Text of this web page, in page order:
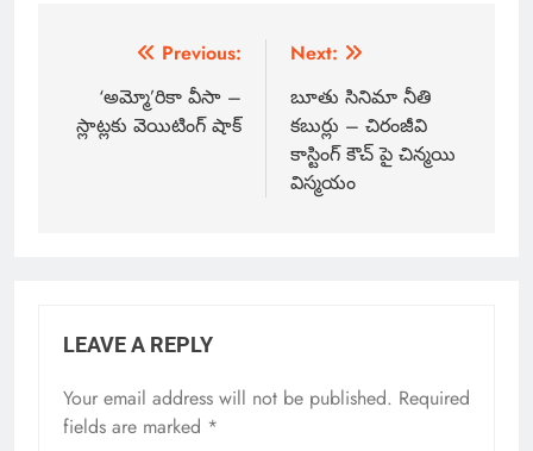
Previous:
‘అమ్మో’రికా వీసా –
స్లాట్లకు వెయిటింగ్ షాక్
Next:
బూతు సినిమా నీతి
కబుర్లు – చిరంజీవి
కాస్టింగ్ కౌచ్ పై చిన్మయి
విస్మయం
LEAVE A REPLY
Your email address will not be published. Required
fields are marked *